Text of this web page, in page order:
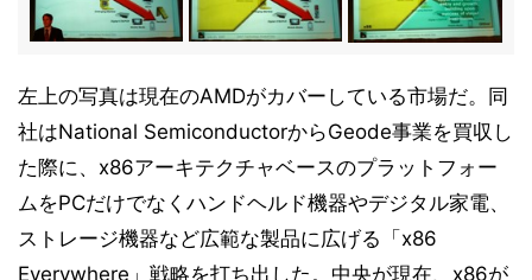
左上の写真は現在のAMDがカバーしている市場だ。同
社はNational SemiconductorからGeode事業を買収し
た際に、x86アーキテクチャベースのプラットフォー
ムをPCだけでなくハンドヘルド機器やデジタル家電、
ストレージ機器など広範な製品に広げる「x86
Everywhere」戦略を打ち出した。中央が現在、x86が